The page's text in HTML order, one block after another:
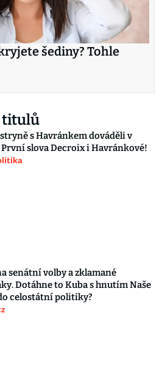
šediny? Tohle
titulů
s Havránkem dováděli v
První slova Decroix i Havránkové!
senátní volby a zklamané
Dotáhne to Kuba s hnutím Naše
celostátní politiky?